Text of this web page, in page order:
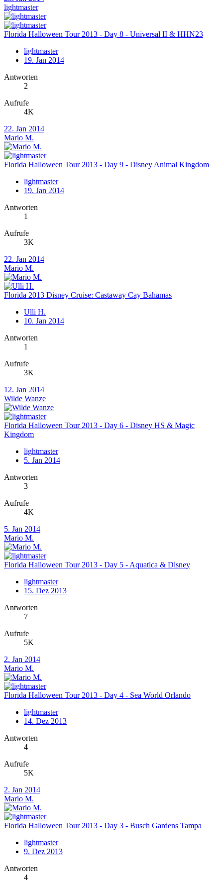
lightmaster
Florida Halloween Tour 2013 - Day 8 - Universal II & HHN23
lightmaster
19. Jan 2014
Antworten
2
Aufrufe
4K
22. Jan 2014
Mario M.
Florida Halloween Tour 2013 - Day 9 - Disney Animal Kingdom
lightmaster
19. Jan 2014
Antworten
1
Aufrufe
3K
22. Jan 2014
Mario M.
Florida 2013 Disney Cruise: Castaway Cay Bahamas
Ulli H.
10. Jan 2014
Antworten
1
Aufrufe
3K
12. Jan 2014
Wilde Wanze
Florida Halloween Tour 2013 - Day 6 - Disney HS & Magic
Kingdom
lightmaster
5. Jan 2014
Antworten
3
Aufrufe
4K
5. Jan 2014
Mario M.
Florida Halloween Tour 2013 - Day 5 - Aquatica & Disney
lightmaster
15. Dez 2013
Antworten
7
Aufrufe
5K
2. Jan 2014
Mario M.
Florida Halloween Tour 2013 - Day 4 - Sea World Orlando
lightmaster
14. Dez 2013
Antworten
4
Aufrufe
5K
2. Jan 2014
Mario M.
Florida Halloween Tour 2013 - Day 3 - Busch Gardens Tampa
lightmaster
9. Dez 2013
Antworten
4